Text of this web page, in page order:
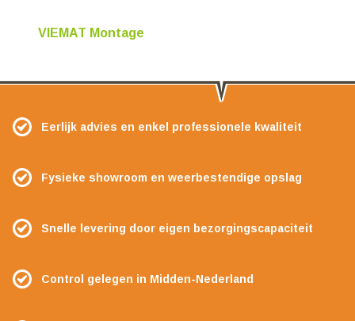
VIEMAT Montage
Eerlijk advies en enkel professionele kwaliteit
Fysieke showroom en weerbestendige opslag
Snelle levering door eigen bezorgingscapaciteit
Control gelegen in Midden-Nederland